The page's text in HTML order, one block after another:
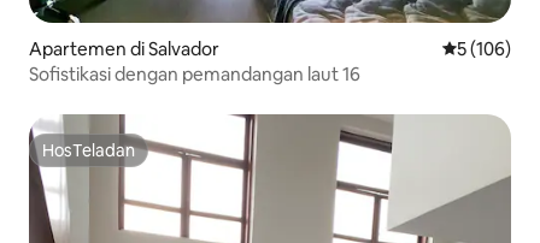
Apartemen di Salvador Nilai rata-
5 (106)
Sofistikasi dengan pemandangan laut 16
HosTeladan
HosTeladan